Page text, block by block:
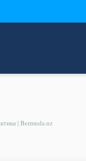
| Bermuda.uz